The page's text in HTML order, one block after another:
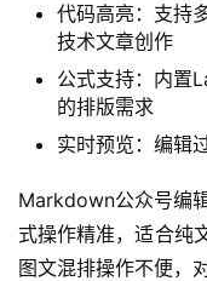
代码高亮：支持
技术文章创作
公式支持：内置
的排版需求
实时预览：编辑
Markdown公众号编
式操作精准，适合纯
图文混排操作不便，